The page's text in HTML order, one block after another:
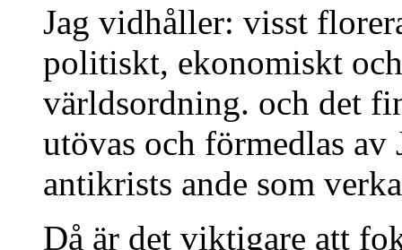
Jag vidhåller: visst
politiskt, ekonomiskt
världsordning. och det
utövas och förmedlas
antikrists ande som
Då är det viktigare att